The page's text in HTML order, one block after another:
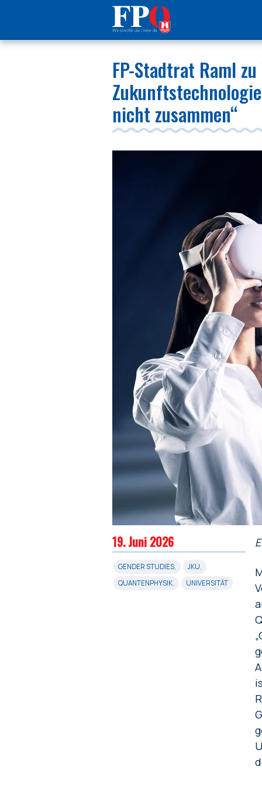
FP-Stadtrat Raml
nicht zusammen“
19. Juni 2026
GENDER STUDIES, JKU,
QUANTENPHYSIK, UNIVERSITÄT